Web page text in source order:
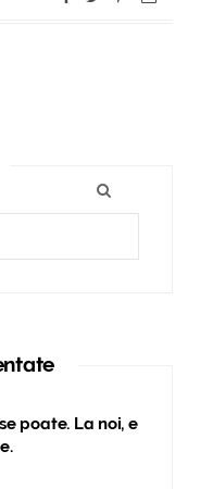
poate. La noi, e